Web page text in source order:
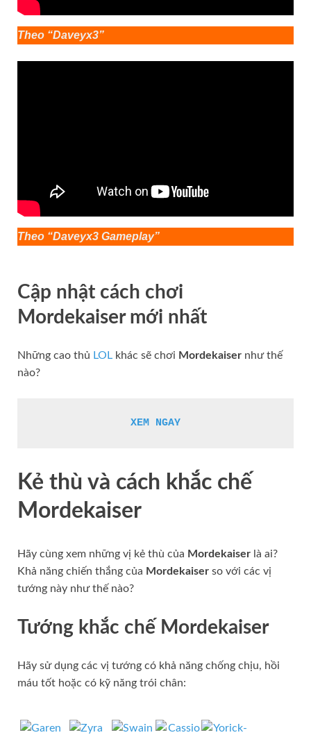
Theo “Daveyx3”
Theo “Daveyx3 Gameplay”
Cập nhật cách chơi
Mordekaisermới nhất
Những cao thủ LOL khác sẽ chơi Mordekaiser như thế
nào?
XEM NGAY
Kẻ thù và cách khắc chế
Mordekaiser
Hãy cùng xem những vị kẻ thù của Mordekaiser là ai?
Khả năng chiến thắng của Mordekaiser so với các vị
tướng này như thế nào?
Tướng khắc chế Mordekaiser
Hãy sử dụng các vị tướng có khả năng chống chịu, hồi
máu tốt hoặc có kỹ năng trói chân: